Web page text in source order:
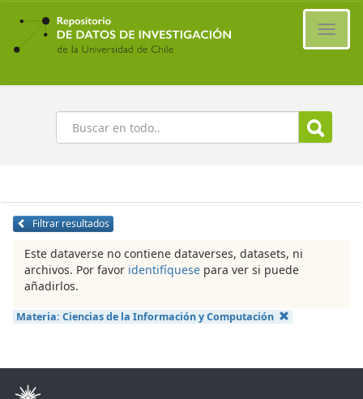
Ir
contenido
principal
Buscar
Filtrar resultados
Este dataverse no contiene dataverses, datasets, ni
archivos. Por favor identifíquese para ver si puede
añadirlos.
Materia: Ciencias de la Información y Computación